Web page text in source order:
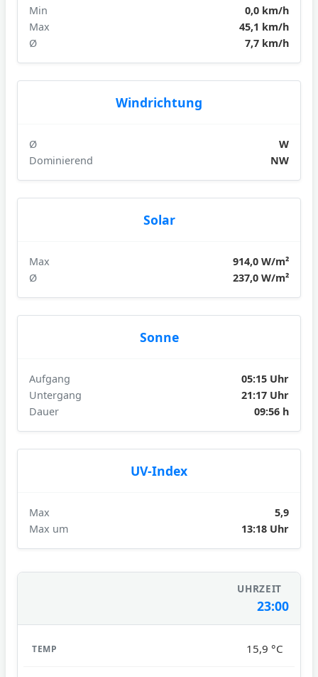
Min
0,0 km/h
Max
45,1 km/h
Ø
7,7 km/h
Windrichtung
Ø
W
Dominierend
NW
Solar
Max
914,0 W/m²
Ø
237,0 W/m²
Sonne
Aufgang
05:15 Uhr
Untergang
21:17 Uhr
Dauer
09:56 h
UV-Index
Max
5,9
Max um
13:18 Uhr
23:00
15,9 °C